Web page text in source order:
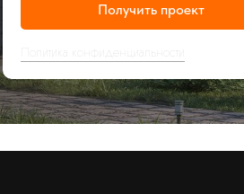
Получить проект
Политика конфиденциальности